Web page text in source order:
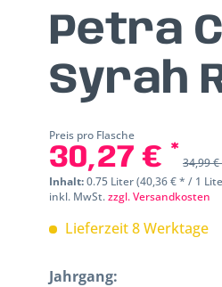
Petra
Syrah
Preis pro Flasche
30,27 € * 34,99
Inhalt:0.75 Liter (40,36 € * / 1
inkl. MwSt.zzgl. Versandkosten
Lieferzeit 8 Werktage
Jahrgang: